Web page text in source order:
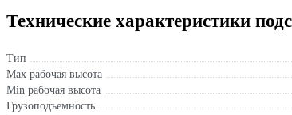
Технические характеристики
Тип
Max рабочая высота
Min рабочая высота
Грузоподъемность